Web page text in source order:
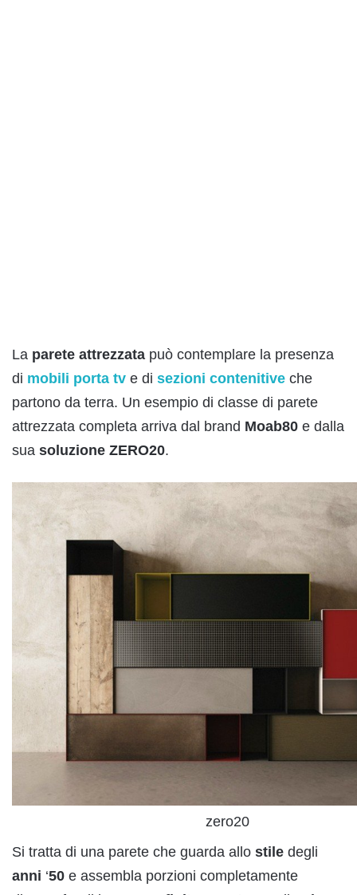
La parete attrezzata può contemplare la presenza
di mobili porta tv e di sezioni contenitive che
partono da terra. Un esempio di classe di parete
attrezzata completa arriva dal brand Moab80 e dalla
sua soluzione ZERO20.
zero20
Si tratta di una parete che guarda allo stile degli
anni ‘50 e assembla porzioni completamente